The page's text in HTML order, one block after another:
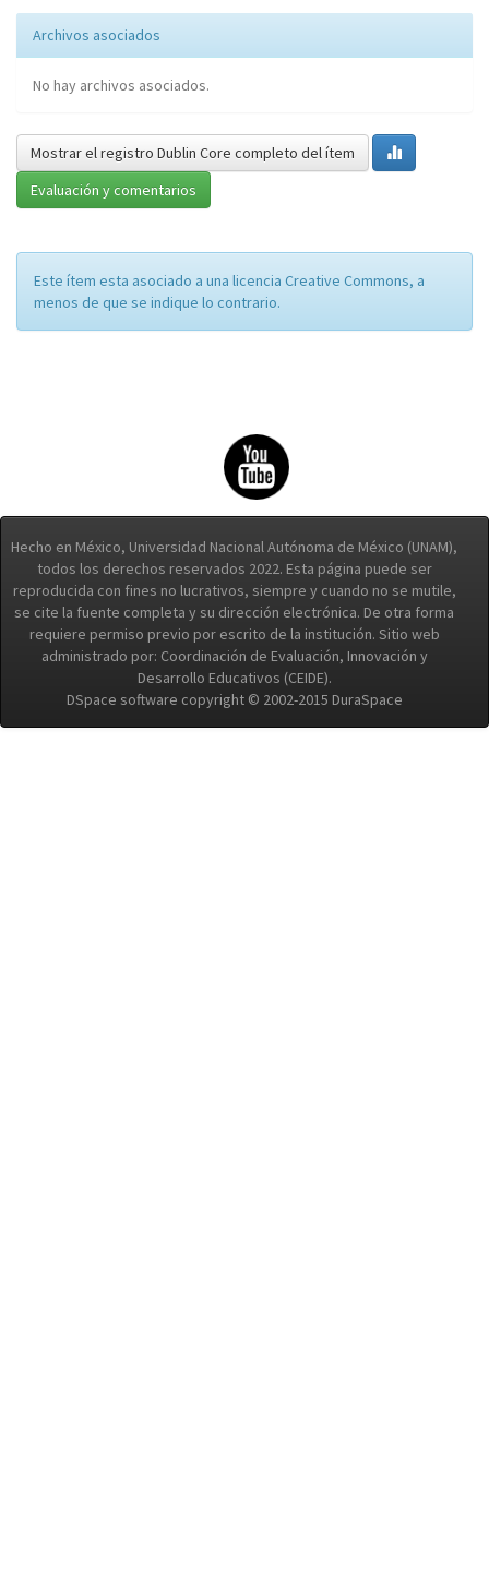
Archivos asociados
No hay archivos asociados.
Mostrar el registro Dublin Core completo del ítem
Evaluación y comentarios
Este ítem esta asociado a una licencia Creative Commons, a
menos de que se indique lo contrario.
Hecho en México, Universidad Nacional Autónoma de México (UNAM),
todos los derechos reservados 2022. Esta página puede ser
reproducida con fines no lucrativos, siempre y cuando no se mutile,
se cite la fuente completa y su dirección electrónica. De otra forma
requiere permiso previo por escrito de la institución. Sitio web
administrado por: Coordinación de Evaluación, Innovación y
Desarrollo Educativos (CEIDE).
DSpace software copyright © 2002-2015 DuraSpace